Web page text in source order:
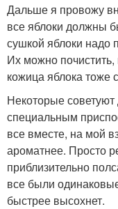
Дальше я провожу
все яблоки должны
сушкой яблоки надо
Их можно почистить,
кожица яблока тоже
Некоторые
специальным
все вместе, на мой
ароматнее. Просто
приблизительно
все были
быстрее высохнет.